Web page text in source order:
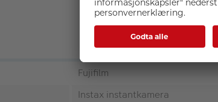
Fujifilm
Instax instantkamera